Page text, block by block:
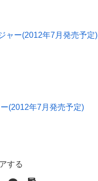
ャー(2012年7月発売予定)
(2012年7月発売予定)
する